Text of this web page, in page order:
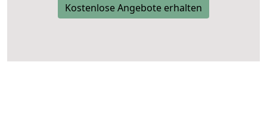
Kostenlose Angebote erhalten